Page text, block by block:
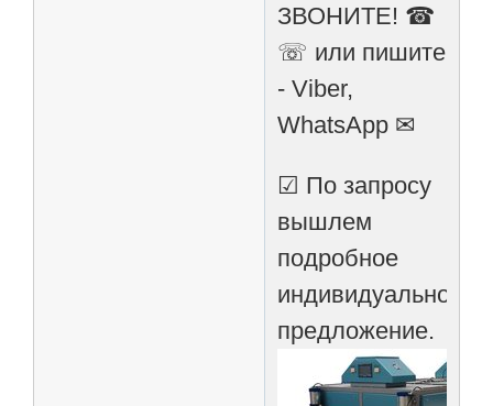
ЗВОНИТЕ! ☎
☏ или пишите
- Viber,
WhatsApp ✉
☑ По запросу
вышлем
подробное
индивидуальное
предложение.